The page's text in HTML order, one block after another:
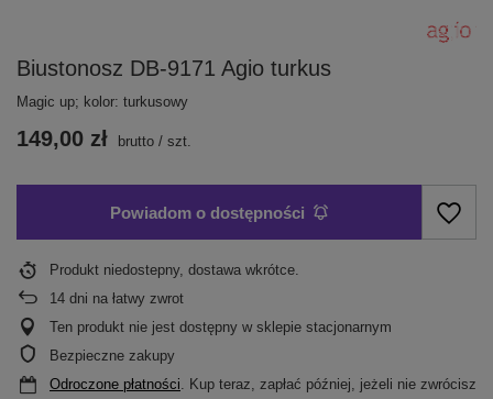
Biustonosz DB-9171 Agio turkus
Magic up; kolor: turkusowy
149,00 zł brutto / szt.
Powiadom o dostępności
Produkt niedostepny, dostawa wkrótce
14 dni na łatwy zwrot
Ten produkt nie jest dostępny w sklepie stacjonarnym
Bezpieczne zakupy
Odroczone płatności. Kup teraz, zapłać później, jeżeli nie zwrócisz